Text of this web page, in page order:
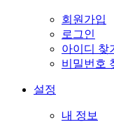
회원가입
로그인
아이디 찾
비밀번호
설정
내 정보